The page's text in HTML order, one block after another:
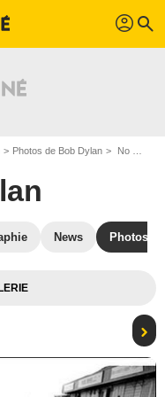
profil search
Photos de Bob Dylan No Direction Home: Bob Dylan : Photo Bob Dylan
News Photos